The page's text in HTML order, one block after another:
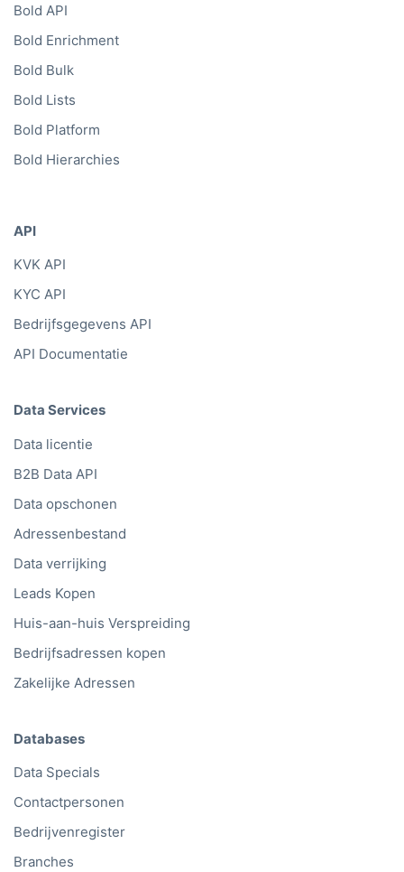
Bold API
Bold Enrichment
Bold Bulk
Bold Lists
Bold Platform
Bold Hierarchies
API
KVK API
KYC API
Bedrijfsgegevens API
API Documentatie
Data Services
Data licentie
B2B Data API
Data opschonen
Adressenbestand
Data verrijking
Leads Kopen
Huis-aan-huis Verspreiding
Bedrijfsadressen kopen
Zakelijke Adressen
Databases
Data Specials
Contactpersonen
Bedrijvenregister
Branches